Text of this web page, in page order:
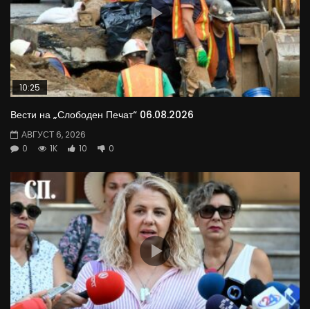
10:25
Вести на „Слободен Печат“ 06.08.2026
АВГУСТ 6, 2026
0
1K 10 0